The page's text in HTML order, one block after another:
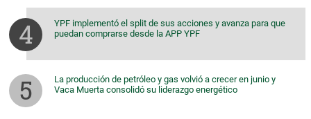
YPF implementó el split de sus acciones y avanza para que
puedan comprarse desde la APP YPF
La producción de petróleo y gas volvió a crecer en junio y
Vaca Muerta consolidó su liderazgo energético